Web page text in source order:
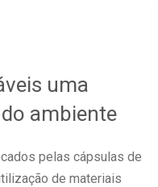
uma
ambiente
pelas cápsulas de
de materiais